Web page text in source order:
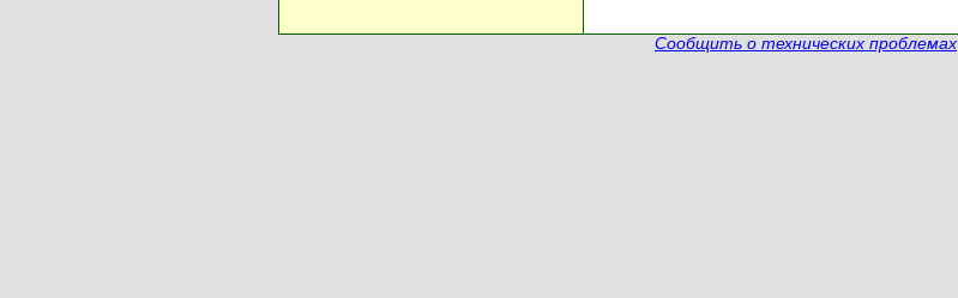
Сообщить о технических проблемах